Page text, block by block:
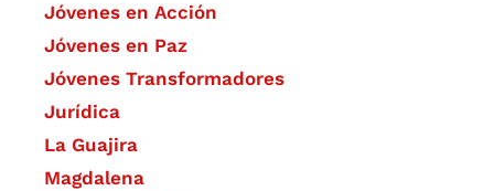
Jóvenes en Acción
Jóvenes en Paz
Jóvenes Transformadores
Jurídica
La Guajira
Magdalena